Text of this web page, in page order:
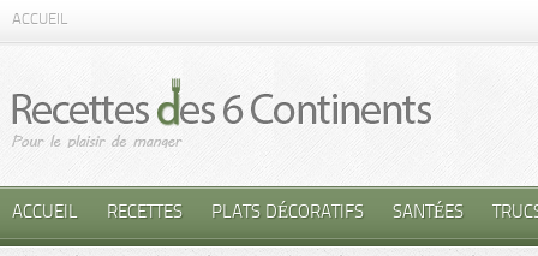
ACCUEIL
ACCUEIL RECETTES PLATS DÉCORATIFS SANTÉES